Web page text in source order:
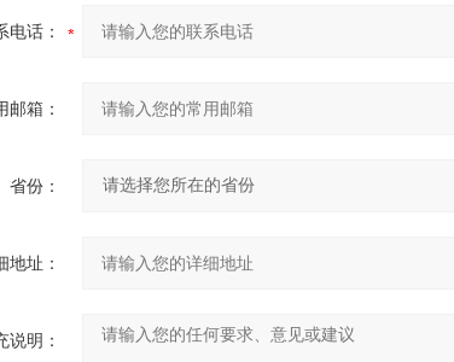
电话：
邮箱：
省份：
地址：
说明：